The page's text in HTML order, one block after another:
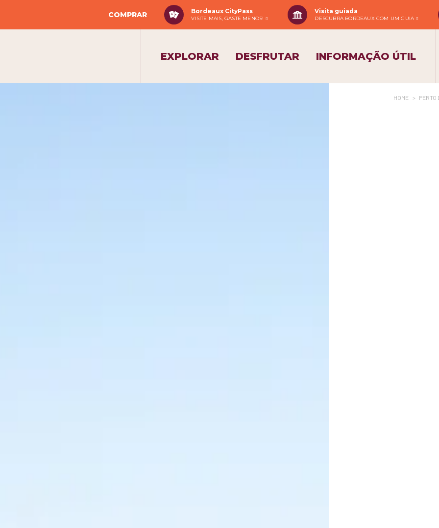
COMPRAR Bordeaux CityPass
VISITE MAIS, GASTE MENOS!
Visita guiada
DESCUBRA BORDEAUX COM UM GUIA
EXPLORAR DESFRUTAR INFORMAÇÃO ÚTIL
HOME > PERTO